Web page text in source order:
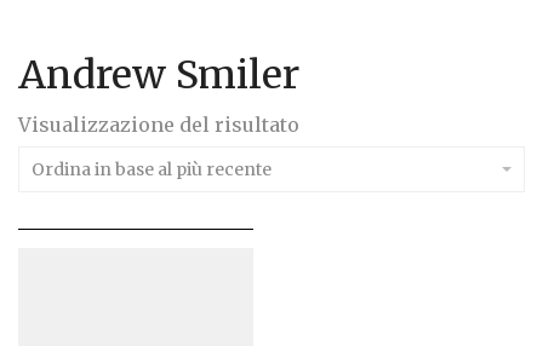
Andrew Smiler
Visualizzazione del risultato
Ordina in base al più recente